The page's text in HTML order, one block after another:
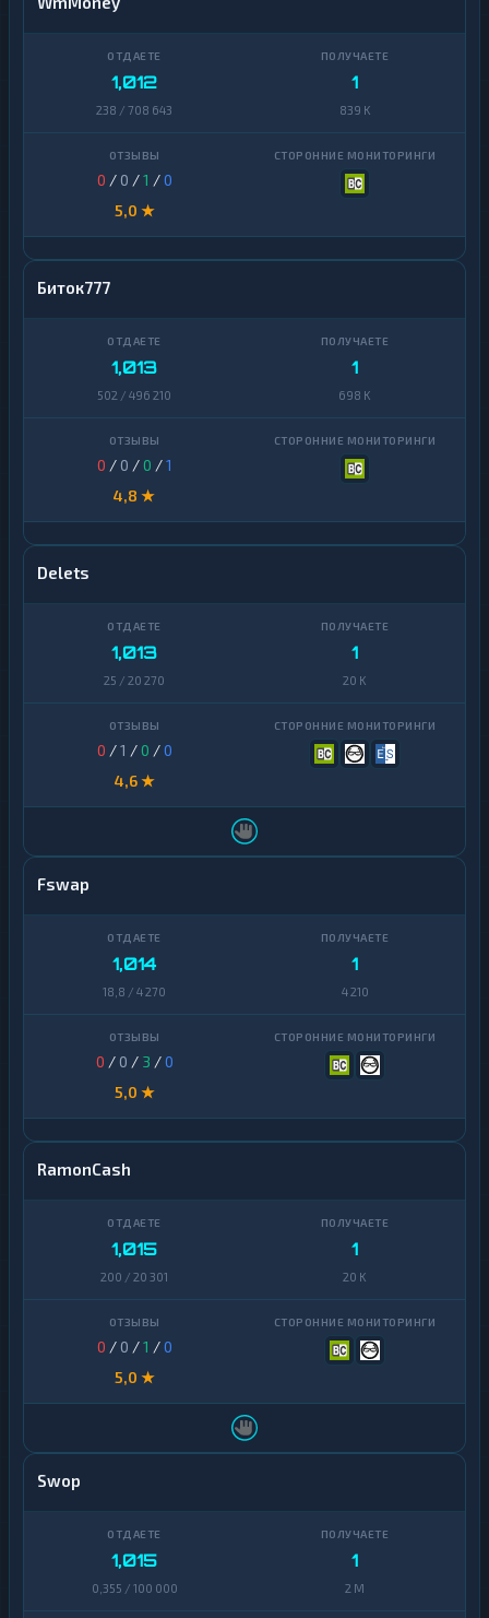
1,012
238 / 708 643
1
839 K
0 / 0 /1 /0
5,0 ★
Биток777
1,013
502 / 496 210
1
698 K
0 / 0 /0 /1
4,8 ★
Delets
1,013
25 / 20 270
1
20 K
0 /1 /0 /0
4,6 ★
Fswap
1,014
18,8 / 4 270
1
4 210
0 / 0 / 3 /0
5,0 ★
RamonCash
1,015
200 / 20 301
1
20 K
0 / 0 /1 /0
5,0 ★
Swop
1,015
0,355 / 100 000
1
2 M